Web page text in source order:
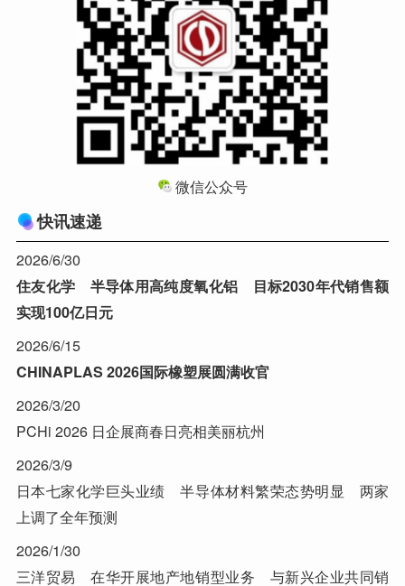
微信公众号
快讯速递
2026/6/30
住友化学 半导体用高纯度氧化铝 目标2030年代销售额
实现100亿日元
2026/6/15
CHINAPLAS 2026国际橡塑展圆满收官
2026/3/20
PCHi 2026 日企展商春日亮相美丽杭州
2026/3/9
日本七家化学巨头业绩 半导体材料繁荣态势明显 两家
上调了全年预测
2026/1/30
三洋贸易 在华开展地产地销型业务 与新兴企业共同销